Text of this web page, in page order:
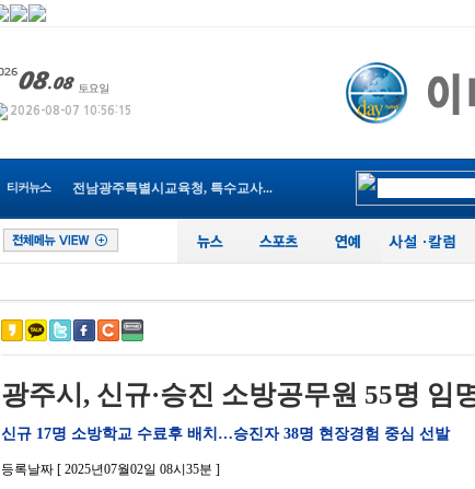
티커뉴스
순천 ‘동천야광축제’, 야구응...
전남광주특별시 “광주권 시내버...
장성군, 무궁화 우수분화 품평회...
영광군, 제81회 전국남녀종별농...
나주 남평읍 도심속, ‘우리동네...
광주시, 신규·승진 소방공무원 55명 임
신규 17명 소방학교 수료후 배치…승진자 38명 현장경험 중심 선발
등록날짜 [ 2025년07월02일 08시35분 ]